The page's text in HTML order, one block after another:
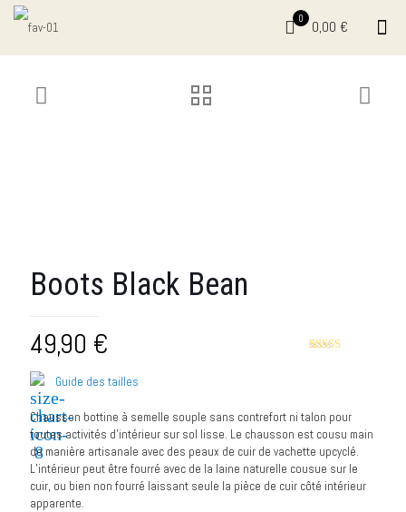
0 0,00 €
Boots Black Bean
49,90 €
Guide des tailles
Chausson bottine à semelle souple sans contrefort ni talon pour
toutes activités d’intérieur sur sol lisse. Le chausson est cousu main
de manière artisanale avec des peaux de cuir de vachette upcyclé.
L’intérieur peut être fourré avec de la laine naturelle cousue sur le
cuir, ou bien non fourré laissant seule la pièce de cuir côté intérieur
apparente.